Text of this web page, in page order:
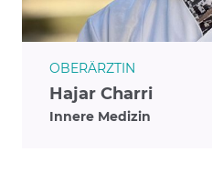
OBERÄRZTIN
Hajar Charri
Innere Medizin